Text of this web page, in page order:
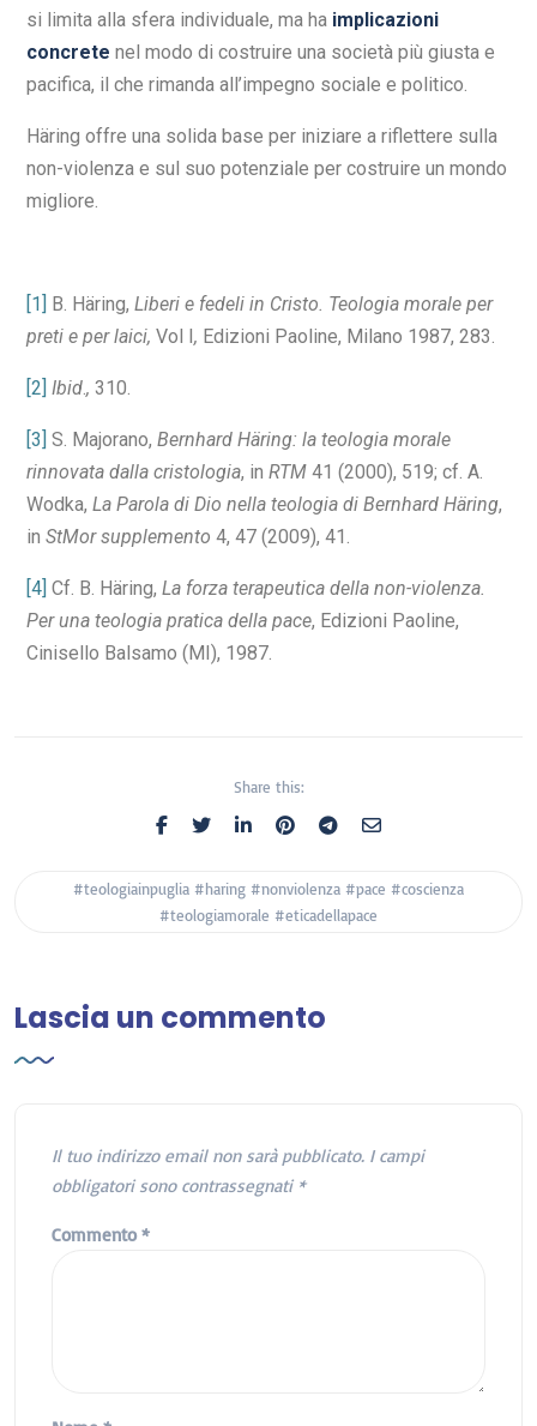
si limita alla sfera individuale, ma ha implicazioni
concrete nel modo di costruire una società più giusta e
pacifica, il che rimanda all’impegno sociale e politico.
Häring offre una solida base per iniziare a riflettere sulla
non-violenza e sul suo potenziale per costruire un mondo
migliore.
[1] B. Häring, Liberi e fedeli in Cristo. Teologia morale per
preti e per laici, Vol I, Edizioni Paoline, Milano 1987, 283.
[2] Ibid, 310.
[3] S. Majorano, Bernhard Häring: la teologia morale
rinnovata dalla cristologia, in RTM 41 (2000), 519; cf. A.
Wodka, La Parola di Dio nella teologia di Bernhard Häring,
in StMor supplemento 4, 47 (2009), 41.
[4] Cf. B. Häring, La forza terapeutica della non-violenza.
Per una teologia pratica della pace, Edizioni Paoline,
Cinisello Balsamo (MI), 1987.
Share this:
#teologiainpuglia #haring #nonviolenza #pace #coscienza
#teologiamorale #eticadellapace
Lascia un commento
Il tuo indirizzo email non sarà pubblicato. I campi
obbligatori sono contrassegnati *
Commento*